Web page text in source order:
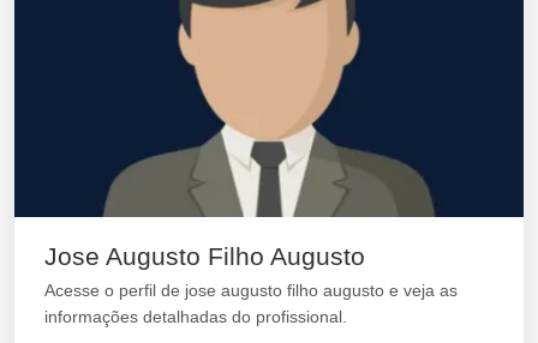
Jose Augusto Filho Augusto
Acesse o perfil de jose augusto filho augusto e veja as
informações detalhadas do profissional.